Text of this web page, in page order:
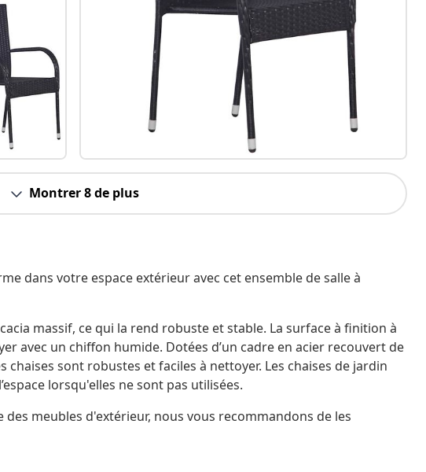
Montrer 8 de plus
dans votre espace extérieur avec cet ensemble de salle à
massif, ce qui la rend robuste et stable. La surface à finition à
avec un chiffon humide. Dotées d’un cadre en acier recouvert de
sont robustes et faciles à nettoyer. Les chaises de jardin
lorsqu'elles ne sont pas utilisées.
meubles d'extérieur, nous vous recommandons de les